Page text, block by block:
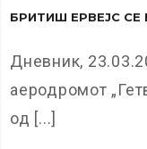
БРИТИШ ЕРВЕЈС
Дневник,
аеродромот
од [...]